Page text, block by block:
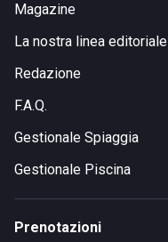
Magazine
La nostra linea editoriale
Redazione
F.A.Q.
Gestionale Spiaggia
Gestionale Piscina
Prenotazioni